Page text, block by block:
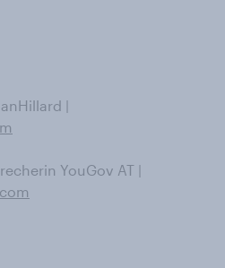
|
YouGov AT |